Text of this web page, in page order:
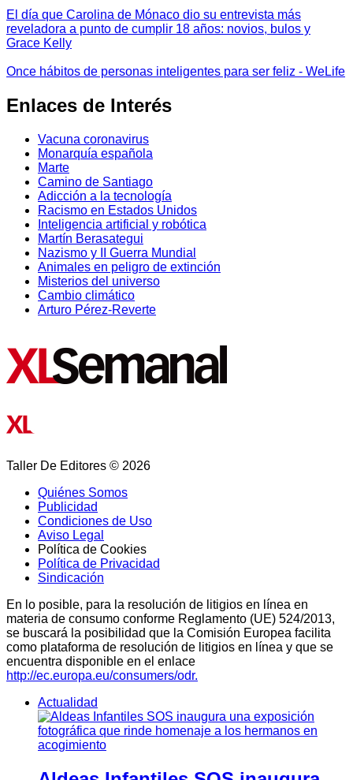
El día que Carolina de Mónaco dio su entrevista más
reveladora a punto de cumplir 18 años: novios, bulos y
Grace Kelly
Once hábitos de personas inteligentes para ser feliz - WeLife
Enlaces de Interés
Vacuna coronavirus
Monarquía española
Marte
Camino de Santiago
Adicción a la tecnología
Racismo en Estados Unidos
Inteligencia artificial y robótica
Martín Berasategui
Nazismo y II Guerra Mundial
Animales en peligro de extinción
Misterios del universo
Cambio climático
Arturo Pérez-Reverte
Taller De Editores © 2026
Quiénes Somos
Publicidad
Condiciones de Uso
Aviso Legal
Política de Cookies
Política de Privacidad
Sindicación
En lo posible, para la resolución de litigios en línea en
materia de consumo conforme Reglamento (UE) 524/2013,
se buscará la posibilidad que la Comisión Europea facilita
como plataforma de resolución de litigios en línea y que se
encuentra disponible en el enlace
http://ec.europa.eu/consumers/odr.
Actualidad